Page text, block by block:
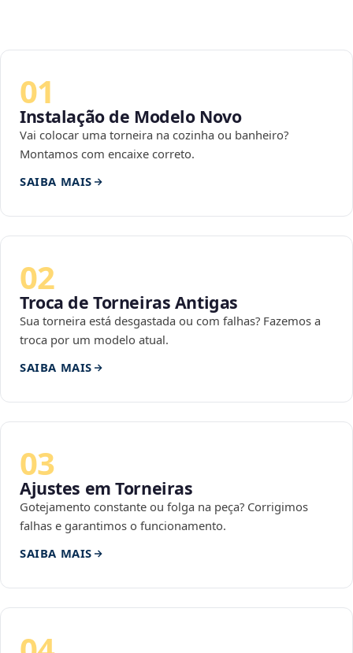
01
Instalação de Modelo Novo
Vai colocar uma torneira na cozinha ou banheiro?
Montamos com encaixe correto.
SAIBA MAIS
02
Troca de Torneiras Antigas
Sua torneira está desgastada ou com falhas? Fazemos a
troca por um modelo atual.
SAIBA MAIS
03
Ajustes em Torneiras
Gotejamento constante ou folga na peça? Corrigimos
falhas e garantimos o funcionamento.
SAIBA MAIS